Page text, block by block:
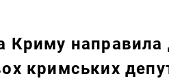
Криму направила
кримських